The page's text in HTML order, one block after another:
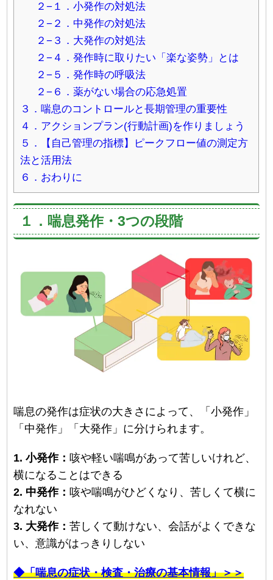
２−１．小発作の対処法
２−２．中発作の対処法
２−３．大発作の対処法
２−４．発作時に取りたい「楽な姿勢」とは
２−５．発作時の呼吸法
２−６．薬がない場合の応急処置
３．喘息のコントロールと長期管理の重要性
４．アクションプラン(行動計画)を作りましょう
５．【自己管理の指標】ピークフロー値の測定方
法と活用法
６．おわりに
１．喘息発作・3つの段階
喘息の発作は症状の大きさによって、「小発作」
「中発作」「大発作」に分けられます。
1. 小発作：咳や軽い喘鳴があって苦しいけれど、
横になることはできる
2. 中発作：咳や喘鳴がひどくなり、苦しくて横に
なれない
3. 大発作：苦しくて動けない、会話がよくできな
い、意識がはっきりしない
◆「喘息の症状・検査・治療の基本情報」＞＞